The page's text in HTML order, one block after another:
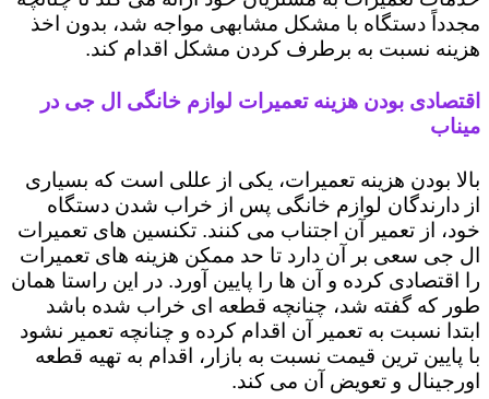
مجدداً دستگاه با مشکل مشابهی مواجه شد، بدون اخذ
هزینه نسبت به برطرف کردن مشکل اقدام کند.
اقتصادی بودن هزینه تعمیرات لوازم خانگی ال جی در
میناب
بالا بودن هزینه تعمیرات، یکی از عللی است که بسیاری
از دارندگان لوازم خانگی پس از خراب شدن دستگاه
خود، از تعمیر آن اجتناب می کنند. تکنسین های تعمیرات
ال جی سعی بر آن دارد تا حد ممکن هزینه های تعمیرات
را اقتصادی کرده و آن ها را پایین آورد. در این راستا همان
طور که گفته شد، چنانچه قطعه ای خراب شده باشد
ابتدا نسبت به تعمیر آن اقدام کرده و چنانچه تعمیر نشود
با پایین ترین قیمت نسبت به بازار، اقدام به تهیه قطعه
اورجینال و تعویض آن می کند.